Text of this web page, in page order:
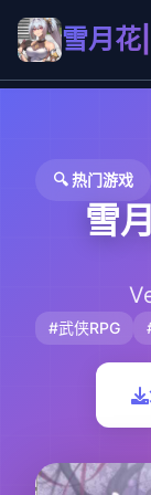
雪月
🔍 热门游戏
雪
#武侠RPG